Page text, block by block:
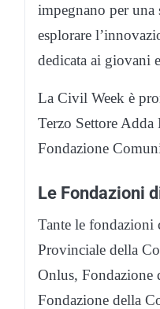
impegnano per
esplorare
dedicata ai giovani
La Civil Week è
Terzo Settore
Fondazione
Le Fondazioni
Tante le fondazioni
Provinciale della
Onlus, Fondazione
Fondazione della